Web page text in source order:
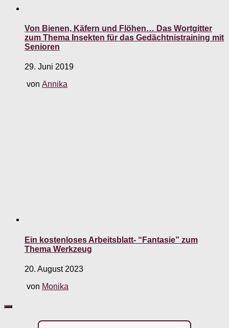
Von Bienen, Käfern und Flöhen… Das Wortgitter
zum Thema Insekten für das Gedächtnistraining mit
Senioren
29. Juni 2019
von Annika
Ein kostenloses Arbeitsblatt- “Fantasie” zum
Thema Werkzeug
20. August 2023
von Monika